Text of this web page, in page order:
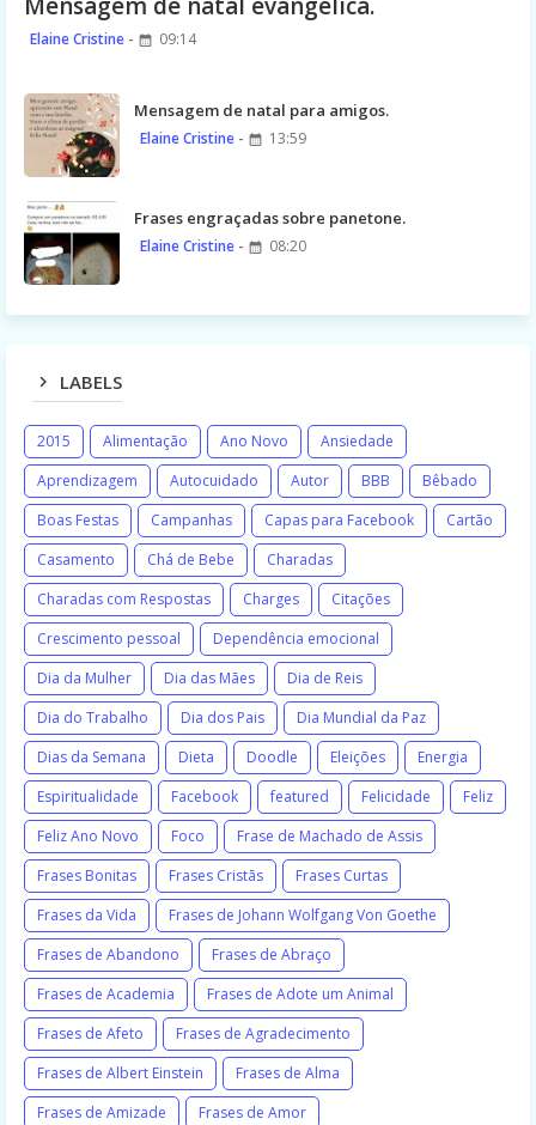
Elaine Cristine 09:14
Mensagem de natal para amigos.
Elaine Cristine 13:59
Frases engraçadas sobre panetone.
Elaine Cristine 08:20
LABELS
2015 Alimentação Ano Novo
Ansiedade
Aprendizagem
Autocuidado Autor BBB
Bêbado
Boas Festas
Campanhas Capas para Facebook
Cartão
Casamento
Chá de Bebe
Charadas
Charadas com Respostas
Charges
Citações
Crescimento pessoal
Dependência emocional
Dia da Mulher
Dia das Mães
Dia de Reis
Dia do Trabalho
Dia dos Pais
Dia Mundial da Paz
Dias da Semana
Dieta Doodle Eleições
Energia
Espiritualidade
Facebook featured Felicidade
Feliz
Feliz Ano Novo
Foco
Frase de Machado de Assis
Frases Bonitas
Frases Cristãs
Frases Curtas
Frases da Vida
Frases de Johann Wolfgang Von Goethe
Frases de Abandono
Frases de Abraço
Frases de Academia
Frases de Adote um Animal
Frases de Afeto
Frases de Agradecimento
Frases de Albert Einstein
Frases de Alma
Frases de Amizade
Frases de Amor